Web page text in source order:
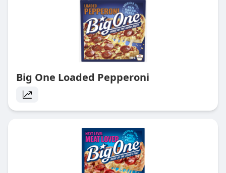
Big One Loaded Pepperoni